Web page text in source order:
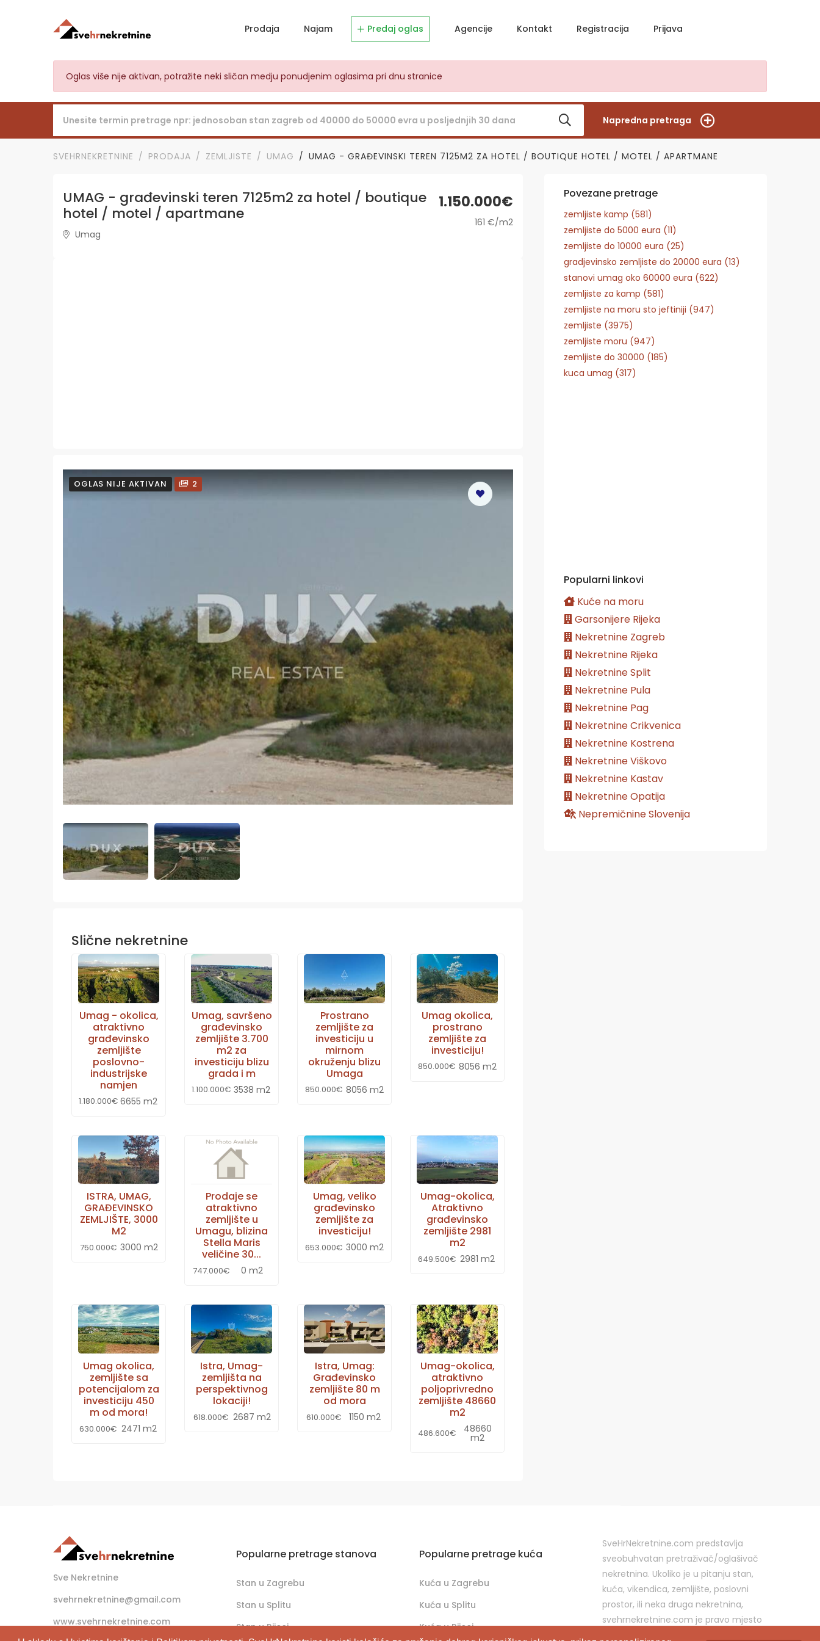
Prodaja Najam Predaj oglas Agencije Kontakt Registracija Prijava
Oglas više nije aktivan, potražite neki sličan medju ponudjenim oglasima pri dnu stranice
Napredna pretraga
SVEHRNEKRETNINE PRODAJA ZEMLJISTE UMAG UMAG - GRAĐEVINSKI TEREN 7125M2 ZA HOTEL / BOUTIQUE HOTEL / MOTEL / APARTMANE
UMAG - građevinski teren 7125m2 za hotel / boutique
hotel / motel / apartmane
Umag
1.150.000€
161 €/m2
OGLAS NIJE AKTIVAN 2
Slične nekretnine
Umag - okolica,
atraktivno
građevinsko
zemljište
poslovno-
industrijske
namjen
1.180.000€ 6655 m2
Umag, savršeno
građevinsko
zemljište 3.700
m2 za
investiciju blizu
grada i m
1.100.000€ 3538 m2
Prostrano
zemljište za
investiciju u
mirnom
okruženju blizu
Umaga
850.000€ 8056 m2
Umag okolica,
prostrano
zemljište za
investiciju!
850.000€ 8056 m2
ISTRA, UMAG,
GRAĐEVINSKO
ZEMLJIŠTE, 3000
M2
750.000€ 3000 m2
Prodaje se
atraktivno
zemljište u
Umagu, blizina
Stella Maris
veličine 30...
747.000€ 0 m2
Umag, veliko
građevinsko
zemljište za
investiciju!
653.000€ 3000 m2
Umag-okolica,
Atraktivno
građevinsko
zemljište 2981
m2
649.500€ 2981 m2
Umag okolica,
zemljište sa
potencijalom za
investiciju 450
m od mora!
630.000€ 2471 m2
Istra, Umag-
zemljišta na
perspektivnog
lokaciji!
618.000€ 2687 m2
Istra, Umag:
Građevinsko
zemljište 80 m
od mora
610.000€ 1150 m2
Umag-okolica,
atraktivno
poljoprivredno
zemljište 48660
m2
486.600€ 48660
m2
Povezane pretrage
zemljiste kamp (581)
zemljiste do 5000 eura (11)
zemljiste do 10000 eura (25)
gradjevinsko zemljiste do 20000 eura (13)
stanovi umag oko 60000 eura (622)
zemljiste za kamp (581)
zemljiste na moru sto jeftiniji (947)
zemljiste (3975)
zemljiste moru (947)
zemljiste do 30000 (185)
kuca umag (317)
Popularni linkovi
Kuće na moru
Garsonijere Rijeka
Nekretnine Zagreb
Nekretnine Rijeka
Nekretnine Split
Nekretnine Pula
Nekretnine Pag
Nekretnine Crikvenica
Nekretnine Kostrena
Nekretnine Viškovo
Nekretnine Kastav
Nekretnine Opatija
Nepremičnine Slovenija
Sve Nekretnine
svehrnekretnine@gmail.com
www.svehrnekretnine.com
Popularne pretrage stanova
Stan u Zagrebu
Stan u Splitu
Stan u Rijeci
Popularne pretrage kuća
Kuća u Zagrebu
Kuća u Splitu
Kuća u Rijeci
SveHrNekretnine.com predstavlja
sveobuhvatan pretraživač/oglašivač
nekretnina. Ukoliko je u pitanju stan,
kuća, vikendica, zemljište, poslovni
prostor, ili neka druga nekretnina,
svehrnekretnine.com je pravo mjesto